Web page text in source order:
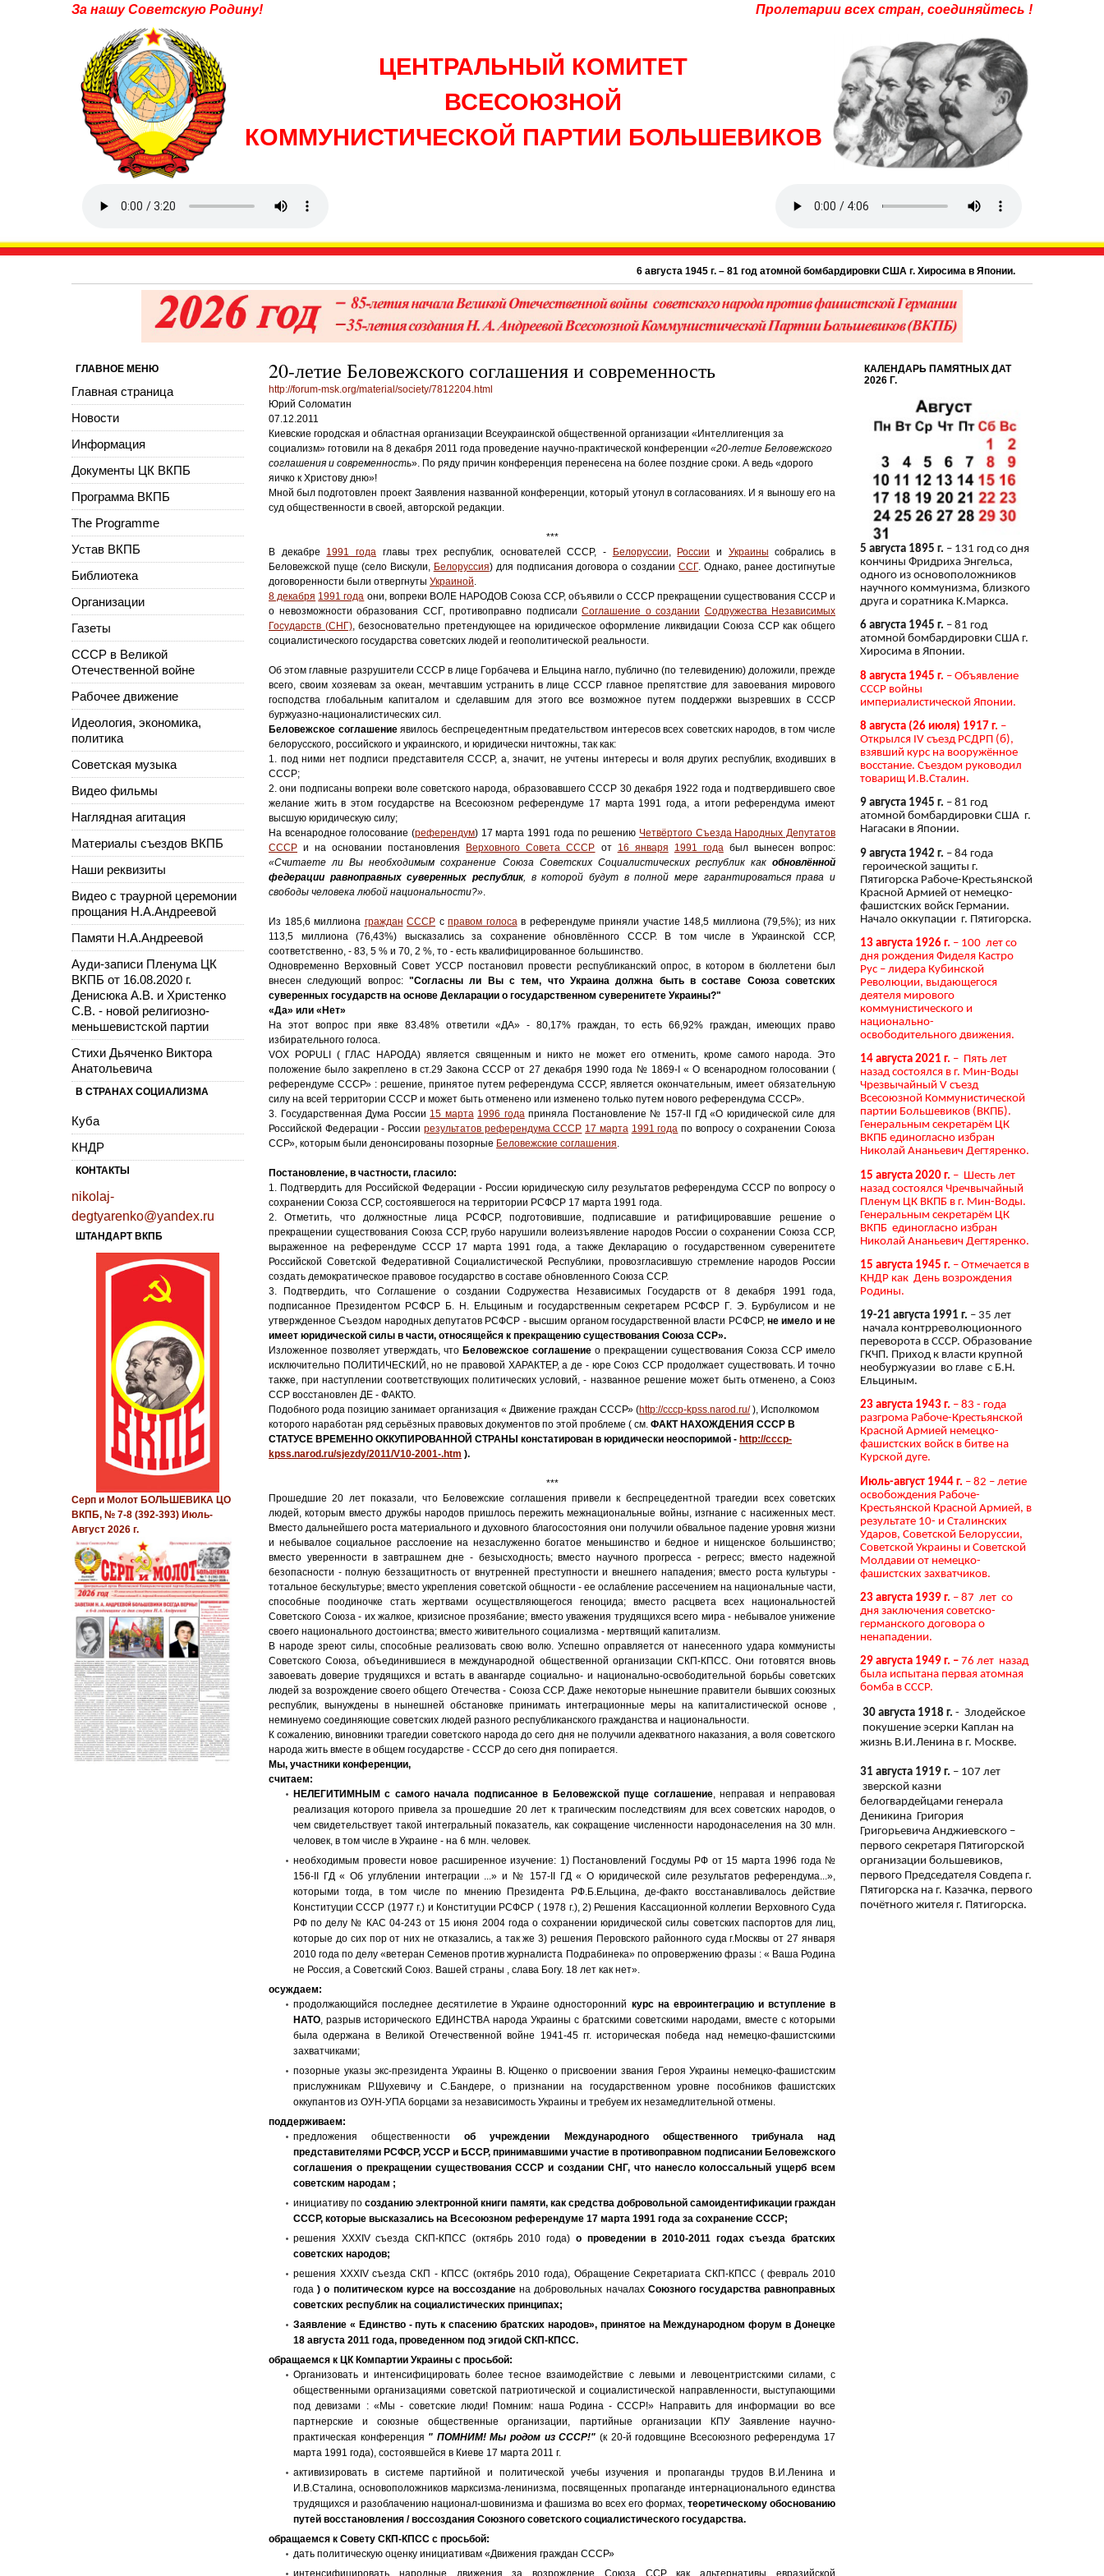
За нашу Советскую Родину! Пролетарии всех стран, соединяйтесь !
ЦЕНТРАЛЬНЫЙ КОМИТЕТ
ВСЕСОЮЗНОЙ
КОММУНИСТИЧЕСКОЙ ПАРТИИ БОЛЬШЕВИКОВ
6 августа 1945 г. – 81 год атомной бомбардировки США г. Хиросима в Японии.
20-летие Беловежского соглашения и современность
http://forum-msk.org/material/society/7812204.html
Юрий Соломатин
07.12.2011
Киевские городская и областная организации Всеукраинской общественной организации «Интеллигенция за
социализм» готовили на 8 декабря 2011 года проведение научно-практической конференции «20-летие Беловежского
соглашения и современность». По ряду причин конференция перенесена на более поздние сроки. А ведь «дорого
яичко к Христову дню»!
Мной был подготовлен проект Заявления названной конференции, который утонул в согласованиях. И я выношу его на
суд общественности в своей, авторской редакции.
***
В декабре 1991 года главы трех республик, основателей СССР, - Белоруссии, России и Украины собрались в
Беловежской пуще (село Вискули, Белоруссия) для подписания договора о созданииССГ. Однако, ранее достигнутые
договоренности были отвергнуты Украиной.
8 декабря 1991 года они, вопреки ВОЛЕ НАРОДОВ Союза ССР, объявили о СССР прекращении существования СССР и
о невозможности образования ССГ, противоправно подписали Соглашение о создании Содружества Независимых
Государств (СНГ), безосновательно претендующее на юридическое оформление ликвидации Союза ССР как общего
социалистического государства советских людей и геополитической реальности.
Об этом главные разрушители СССР в лице Горбачева и Ельцина нагло, публично (по телевидению) доложили, прежде
всего, своим хозяевам за океан, мечтавшим устранить в лице СССР главное препятствие для завоевания мирового
господства глобальным капиталом и сделавшим для этого все возможное путем поддержки вызревших в СССР
буржуазно-националистических сил.
Беловежское соглашениеявилось беспрецедентным предательством интересов всех советских народов, в том числе
белорусского, российского и украинского, и юридически ничтожны, так как:
1. под ними нет подписи представителя СССР, а, значит, не учтены интересы и воля других республик, входивших в
СССР;
2. они подписаны вопреки воле советского народа, образовавшего СССР 30 декабря 1922 года и подтвердившего свое
желание жить в этом государстве на Всесоюзном референдуме 17 марта 1991 года, а итоги референдума имеют
высшую юридическую силу;
На всенародное голосование (референдум) 17 марта 1991 года по решению Четвёртого Съезда Народных Депутатов
СССР и на основании постановления Верховного Совета СССР от 16 января 1991 годабыл вынесен вопрос:
«Считаете ли Вы необходимым сохранение Союза Советских Социалистических республик как обновлённой
федерации равноправных суверенных республик, в которой будут в полной мере гарантироваться права и
свободы человека любой национальности?».
Из 185,6 миллиона граждан СССР с правом голосав референдуме приняли участие 148,5 миллиона (79,5%); из них
113,5 миллиона (76,43%) высказались за сохранение обновлённого СССР. В том числе в Украинской ССР,
соответственно, - 83, 5 % и 70, 2 %, то - есть квалифицированное большинство.
Одновременно Верховный Совет УССР постановил провести республиканский опрос, в котором в бюллетени был
внесен следующий вопрос: "Согласны ли Вы с тем, что Украина должна быть в составе Союза советских
суверенных государств на основе Декларации о государственном суверенитете Украины?"
«Да» или «Нет»
На этот вопрос при явке 83.48% ответили «ДА» - 80,17% граждан, то есть 66,92% граждан, имеющих право
избирательного голоса.
VOX POPULI ( ГЛАС НАРОДА) является священным и никто не может его отменить, кроме самого народа. Это
положение было закреплено в ст.29 Закона СССР от 27 декабря 1990 года № 1869-I « О всенародном голосовании (
референдуме СССР» : решение, принятое путем референдума СССР, является окончательным, имеет обязательную
силу на всей территории СССР и может быть отменено или изменено только путем нового референдума СССР».
3. Государственная Дума России 15 марта 1996 годаприняла Постановление № 157-II ГД «О юридической силе для
Российской Федерации - России результатов референдума СССР 17 марта 1991 года по вопросу о сохранении Союза
ССР», которым были денонсированы позорные Беловежские соглашения.
Постановление, в частности, гласило:
1. Подтвердить для Российской Федерации - России юридическую силу результатов референдума СССР по вопросу о
сохранении Союза ССР, состоявшегося на территории РСФСР 17 марта 1991 года.
2. Отметить, что должностные лица РСФСР, подготовившие, подписавшие и ратифицировавшие решение о
прекращении существования Союза ССР, грубо нарушили волеизъявление народов России о сохранении Союза ССР,
выраженное на референдуме СССР 17 марта 1991 года, а также Декларацию о государственном суверенитете
Российской Советской Федеративной Социалистической Республики, провозгласившую стремление народов России
создать демократическое правовое государство в составе обновленного Союза ССР.
3. Подтвердить, что Соглашение о создании Содружества Независимых Государств от 8 декабря 1991 года,
подписанное Президентом РСФСР Б. Н. Ельциным и государственным секретарем РСФСР Г. Э. Бурбулисом и не
утвержденное Съездом народных депутатов РСФСР - высшим органом государственной власти РСФСР, не имело и не
имеет юридической силы в части, относящейся к прекращению существования Союза ССР».
Изложенное позволяет утверждать, что Беловежское соглашение о прекращении существования Союза ССР имело
исключительно ПОЛИТИЧЕСКИЙ, но не правовой ХАРАКТЕР, а де - юре Союз ССР продолжает существовать. И точно
также, при наступлении соответствующих политических условий, - названное решение может быть отменено, а Союз
ССР восстановлен ДЕ - ФАКТО.
Подобного рода позицию занимает организация « Движение граждан СССР» (http://cccp-kpss.narod.ru/), Исполкомом
которого наработан ряд серьёзных правовых документов по этой проблеме ( см. ФАКТ НАХОЖДЕНИЯ СССР В
СТАТУСЕ ВРЕМЕННО ОККУПИРОВАННОЙ СТРАНЫ констатирован в юридически неоспоримой - http://cccp-
kpss.narod.ru/sjezdy/2011/V10-2001-.htm ).
***
Прошедшие 20 лет показали, что Беловежские соглашения привели к беспрецедентной трагедии всех советских
людей, которым вместо дружбы народов пришлось пережить межнациональные войны, изгнание с насиженных мест.
Вместо дальнейшего роста материального и духовного благосостояния они получили обвальное падение уровня жизни
и небывалое социальное расслоение на незаслуженно богатое меньшинство и бедное и нищенское большинство;
вместо уверенности в завтрашнем дне - безысходность; вместо научного прогресса - регресс; вместо надежной
безопасности - полную беззащитность от внутренней преступности и внешнего нападения; вместо роста культуры -
тотальное бескультурье; вместо укрепления советской общности - ее ослабление рассечением на национальные части,
способные поодиночке стать жертвами осуществляющегося геноцида; вместо расцвета всех национальностей
Советского Союза - их жалкое, кризисное прозябание; вместо уважения трудящихся всего мира - небывалое унижение
своего национального достоинства; вместо живительного социализма - мертвящий капитализм.
В народе зреют силы, способные реализовать свою волю. Успешно оправляется от нанесенного удара коммунисты
Советского Союза, объединившиеся в международной общественной организации СКП-КПСС. Они готовятся вновь
завоевать доверие трудящихся и встать в авангарде социально- и национально-освободительной борьбы советских
людей за возрождение своего общего Отечества - Союза ССР. Даже некоторые нынешние правители бывших союзных
республик, вынуждены в нынешней обстановке принимать интеграционные меры на капиталистической основе ,
неминуемо соединяющие советских людей разного республиканского гражданства и национальности.
К сожалению, виновники трагедии советского народа до сего дня не получили адекватного наказания, а воля советского
народа жить вместе в общем государстве - СССР до сего дня попирается.
Мы, участники конференции,
считаем:
НЕЛЕГИТИМНЫМ с самого начала подписанное в Беловежской пуще соглашение, неправая и неправовая
реализация которого привела за прошедшие 20 лет к трагическим последствиям для всех советских народов, о
чем свидетельствует такой интегральный показатель, как сокращение численности народонаселения на 30 млн.
человек, в том числе в Украине - на 6 млн. человек.
необходимым провести новое расширенное изучение: 1) Постановлений Госдумы РФ от 15 марта 1996 года №
156-II ГД « Об углублении интеграции ...» и № 157-II ГД « О юридической силе результатов референдума...»,
которыми тогда, в том числе по мнению Президента РФ.Б.Ельцина, де-факто восстанавливалось действие
Конституции СССР (1977 г.) и Конституции РСФСР ( 1978 г.), 2) Решения Кассационной коллегии Верховного Суда
РФ по делу № КАС 04-243 от 15 июня 2004 года о сохранении юридической силы советских паспортов для лиц,
которые до сих пор от них не отказались, а так же 3) решения Перовского районного суда г.Москвы от 27 января
2010 года по делу «ветеран Семенов против журналиста Подрабинека» по опровержению фразы : « Ваша Родина
не Россия, а Советский Союз. Вашей страны , слава Богу. 18 лет как нет».
осуждаем:
продолжающийся последнее десятилетие в Украине односторонний курс на евроинтеграцию и вступление в
НАТО, разрыв исторического ЕДИНСТВА народа Украины с братскими советскими народами, вместе с которыми
была одержана в Великой Отечественной войне 1941-45 гг. историческая победа над немецко-фашистскими
захватчиками;
позорные указы экс-президента Украины В. Ющенко о присвоении звания Героя Украины немецко-фашистским
прислужникам Р.Шухевичу и С.Бандере, о признании на государственном уровне пособников фашистских
оккупантов из ОУН-УПА борцами за независимость Украины и требуем их незамедлительной отмены.
поддерживаем:
предложения общественности об учреждении Международного общественного трибунала над
представителями РСФСР, УССР и БССР, принимавшими участие в противоправном подписании Беловежского
соглашения о прекращении существования СССР и создании СНГ, что нанесло колоссальный ущерб всем
советским народам ;
инициативу посозданию электронной книги памяти, как средства добровольной самоидентификации граждан
СССР, которые высказались на Всесоюзном референдуме 17 марта 1991 года за сохранение СССР;
решения XXXIV съезда СКП-КПСС (октябрь 2010 года) о проведении в 2010-2011 годахсъезда братских
советских народов;
решения XXXIV съезда СКП - КПСС (октябрь 2010 года), Обращение Секретариата СКП-КПСС ( февраль 2010
года )о политическом курсе навоссоздание на добровольных началах Союзного государства равноправных
советских республик на социалистических принципах;
Заявление « Единство - путь к спасению братских народов»,принятое на Международном форум в Донецке
18 августа 2011 года, проведенном под эгидой СКП-КПСС.
обращаемся к ЦК Компартии Украины с просьбой:
Организовать и интенсифицировать более тесное взаимодействие с левыми и левоцентристскими силами, с
общественными организациями советской патриотической и социалистической направленности, выступающими
под девизами : «Мы - советские люди! Помним: наша Родина - СССР!» Направить для информации во все
партнерские и союзные общественные организации, партийные организации КПУ Заявление научно-
практическая конференция " ПОМНИМ! Мы родом из СССР!" (к 20-й годовщине Всесоюзного референдума 17
марта 1991 года), состоявшейся в Киеве 17 марта 2011 г.
активизировать в системе партийной и политической учебы изучения и пропаганды трудов В.И.Ленина и
И.В.Сталина, основоположников марксизма-ленинизма, посвященных пропаганде интернационального единства
трудящихся и разоблачению национал-шовинизма и фашизма во всех его формах, теоретическому обоснованию
путей восстановления / воссоздания Союзного советского социалистического государства.
обращаемся к Совету СКП-КПСС с просьбой:
дать политическую оценку инициативам «Движения граждан СССР»
интенсифицировать народные движения за возрождение Союза ССР как альтернативы евразийской
ГЛАВНОЕ МЕНЮ
Главная страница
Новости
Информация
Документы ЦК ВКПБ
Программа ВКПБ
The Programme
Устав ВКПБ
Библиотека
Организации
Газеты
СССР в Великой
Отечественной войне
Рабочее движение
Идеология, экономика,
политика
Советская музыка
Видео фильмы
Наглядная агитация
Материалы съездов ВКПБ
Наши реквизиты
Видео с траурной церемонии
прощания Н.А.Андреевой
Памяти Н.А.Андреевой
Ауди-записи Пленума ЦК
ВКПБ от 16.08.2020 г.
Денисюка А.В. и Христенко
С.В. - новой религиозно-
меньшевистской партии
Стихи Дьяченко Виктора
Анатольевича
В СТРАНАХ СОЦИАЛИЗМА
Куба
КНДР
КОНТАКТЫ
nikolaj-
degtyarenko@yandex.ru
ШТАНДАРТ ВКПБ
Серп и Молот БОЛЬШЕВИКА ЦО
ВКПБ, № 7-8 (392-393) Июль-
Август 2026 г.
КАЛЕНДАРЬ ПАМЯТНЫХ ДАТ
2026 Г.
5 августа 1895 г. – 131 год со дня
кончины Фридриха Энгельса,
одного из основоположников
научного коммунизма, близкого
друга и соратника К.Маркса.
6 августа 1945 г. – 81 год
атомной бомбардировки США г.
Хиросима в Японии.
8 августа 1945 г. – Объявление
СССР войны
империалистической Японии.
8 августа (26 июля) 1917 г. –
Открылся IV съезд РСДРП (б),
взявший курс на вооружённое
восстание. Съездом руководил
товарищ И.В.Сталин.
9 августа 1945 г. – 81 год
атомной бомбардировки США г.
Нагасаки в Японии.
9 августа 1942 г. – 84 года
героической защиты г.
Пятигорска Рабоче-Крестьянской
Красной Армией от немецко-
фашистских войск Германии.
Начало оккупации г. Пятигорска.
13 августа 1926 г. – 100 лет со
дня рождения Фиделя Кастро
Рус – лидера Кубинской
Революции, выдающегося
деятеля мирового
коммунистического и
национально-
освободительного движения.
14 августа 2021 г. – Пять лет
назад состоялся в г. Мин-Воды
Чрезвычайный V съезд
Всесоюзной Коммунистической
партии Большевиков (ВКПБ).
Генеральным секретарём ЦК
ВКПБ единогласно избран
Николай Ананьевич Дегтяренко.
15 августа 2020 г. – Шесть лет
назад состоялся Чречвычайный
Пленум ЦК ВКПБ в г. Мин-Воды.
Генеральным секретарём ЦК
ВКПБ единогласно избран
Николай Ананьевич Дегтяренко.
15 августа 1945 г. – Отмечается в
КНДР как День возрождения
Родины.
19-21 августа 1991 г. – 35 лет
начала контрреволюционного
переворота в СССР. Образование
ГКЧП. Приход к власти крупной
необуржуазии во главе с Б.Н.
Ельциным.
23 августа 1943 г. – 83 - года
разгрома Рабоче-Крестьянской
Красной Армией немецко-
фашистских войск в битве на
Курской дуге.
Июль-август 1944 г. – 82 – летие
освобождения Рабоче-
Крестьянской Красной Армией, в
результате 10- и Сталинских
Ударов, Советской Белоруссии,
Советской Украины и Советской
Молдавии от немецко-
фашистских захватчиков.
23 августа 1939 г. – 87 лет со
дня заключения советско-
германского договора о
ненападении.
29 августа 1949 г. – 76 лет назад
была испытана первая атомная
бомба в СССР.
30 августа 1918 г. - Злодейское
покушение эсерки Каплан на
жизнь В.И.Ленина в г. Москве.
31 августа 1919 г. – 107 лет
зверской казни
белогвардейцами генерала
Деникина Григория
Григорьевича Анджиевского –
первого секретаря Пятигорской
организации большевиков,
первого Председателя Совдепа г.
Пятигорска на г. Казачка, первого
почётного жителя г. Пятигорска.